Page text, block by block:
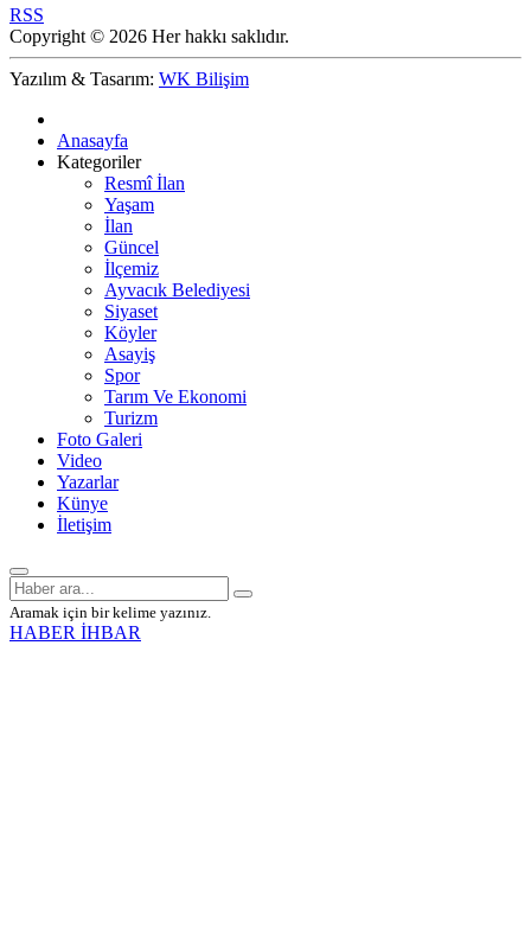
RSS
Copyright © 2026 Her hakkı saklıdır.
Yazılım & Tasarım: WK Bilişim
Anasayfa
Kategoriler
Resmî İlan
Yaşam
İlan
Güncel
İlçemiz
Ayvacık Belediyesi
Siyaset
Köyler
Asayiş
Spor
Tarım Ve Ekonomi
Turizm
Foto Galeri
Video
Yazarlar
Künye
İletişim
Aramak için bir kelime yazınız.
HABER İHBAR